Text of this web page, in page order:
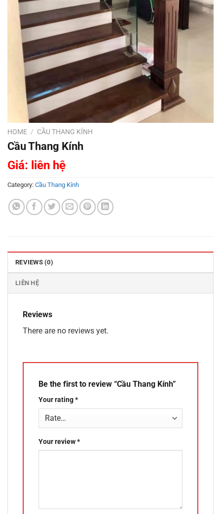
HOME / CẦU THANG KÍNH
Cầu Thang Kính
Giá: liên hệ
Category: Cầu Thang Kính
REVIEWS (0)
LIÊN HỆ
Reviews
There are no reviews yet.
Be the first to review “Cầu Thang Kính”
Your rating*
Your review*